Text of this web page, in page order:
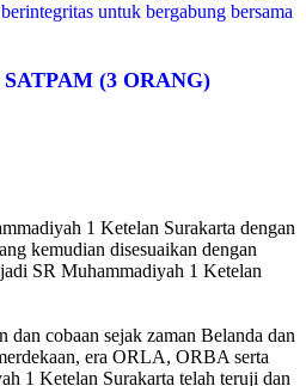
(3 ORANG)
1 Ketelan Surakarta dengan
kemudian disesuaikan dengan
SR Muhammadiyah 1 Ketelan
dan cobaan sejak zaman Belanda dan
era ORLA, ORBA serta
1 Ketelan Surakarta telah teruji dan